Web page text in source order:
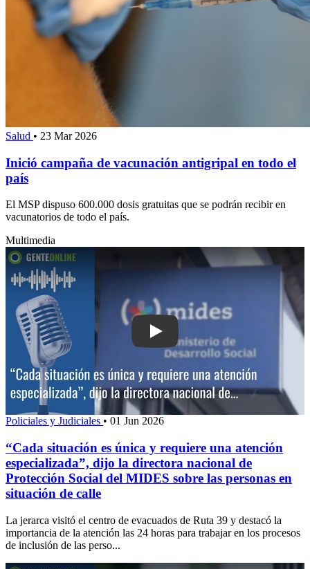
Salud • 23 Mar 2026
Inició campaña de vacunación antigripal en todo el
país
El MSP dispuso 600.000 dosis gratuitas que se podrán recibir en
vacunatorios de todo el país.
Multimedia
Play: “Cada situación es única y
Policiales y Judiciales • 01 Jun 2026
“Cada situación es única y requiere una atención
especializada”, dijo la directora nacional de
Protección Social del MIDES sobre las personas en
situación de calle
La jerarca visitó el centro de evacuados de Ruta 39 y destacó la
importancia de la atención las 24 horas para trabajar en los procesos
de inclusión de las perso...